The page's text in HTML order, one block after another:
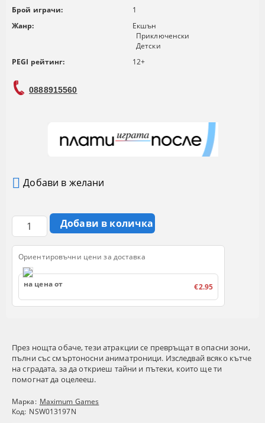
През нощта обаче, тези атракции се превръщат в опасни зони,
пълни със смъртоносни аниматроници. Изследвай всяко кътче
на сградата, за да откриеш тайни и пътеки, които ще ти
помогнат да оцелееш.
Марка: Maximum Games
Код: NSW013197N
Брой играчи:
1
Жанр:
Екшън
Приключенски
Детски
PEGI рейтинг:
12+
0888915560
Добави в желани
Ориентировъчни цени за доставка
на цена от €2.95